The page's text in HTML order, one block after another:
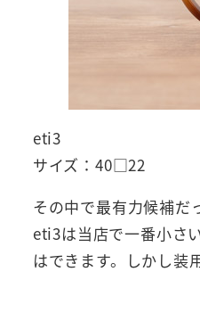
eti3
サイズ：40□22
その中で最有力候補だ
eti3は当店で一番小さ
はできます。しかし装